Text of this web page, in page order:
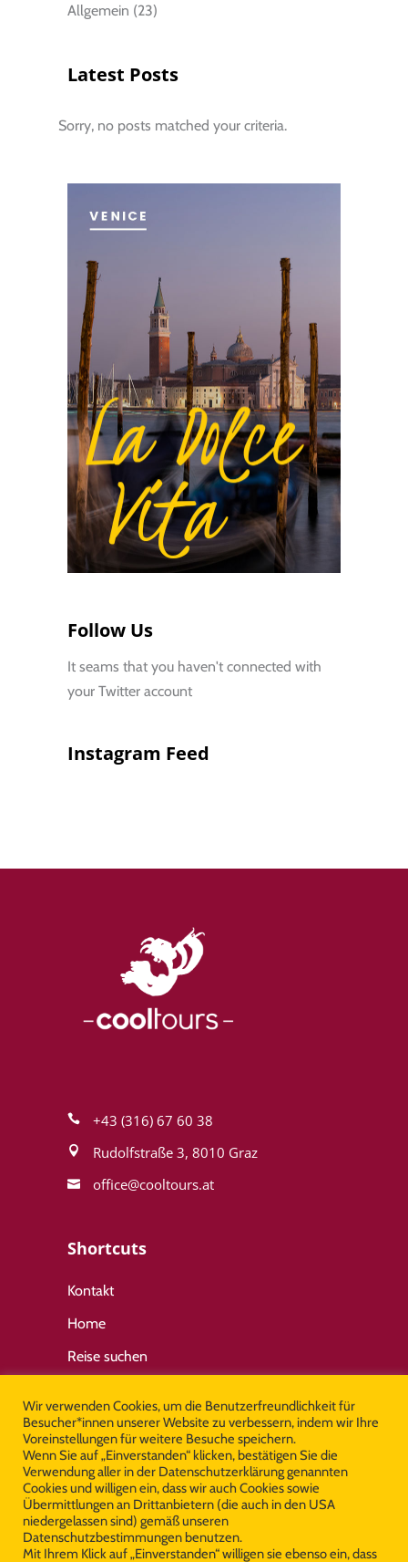
Allgemein (23)
Latest Posts
Sorry, no posts matched your criteria.
Follow Us
It seams that you haven't connected with
your Twitter account
Instagram Feed
+43 (316) 67 60 38
Rudolfstraße 3, 8010 Graz
office@cool­tours.at
Shortcuts
Kontakt
Home
Reise suchen
Wichtige Links
Allgemeine Geschäftsbedingungen
Impressum
Datenschutz
Wir verwenden Cookies, um die Benutzerfreundlichkeit für
Besucher*innen unserer Website zu verbessern, indem wir Ihre
Voreinstellungen für weitere Besuche speichern.
Wenn Sie auf „Einverstanden“ klicken, bestätigen Sie die
Verwendung aller in der Datenschutzerklärung genannten
Cookies und willigen ein, dass wir auch Cookies sowie
Übermittlungen an Drittanbietern (die auch in den USA
niedergelassen sind) gemäß unseren
Datenschutzbestimmungen benutzen.
Mit Ihrem Klick auf „Einverstanden“ willigen sie ebenso ein, dass